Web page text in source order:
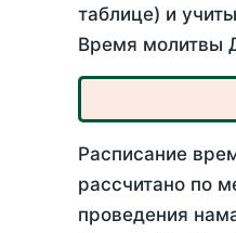
таблице) и
Время молитвы
Расписание
рассчитано по
проведения